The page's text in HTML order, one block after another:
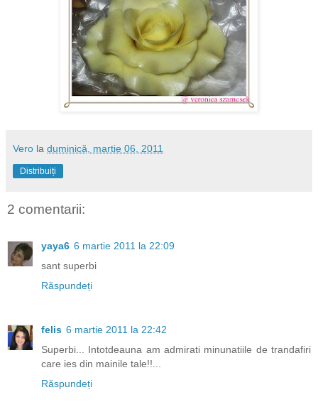
Vero la duminică, martie 06, 2011
Distribuiți
2 comentarii:
yaya6 6 martie 2011 la 22:09
sant superbi
Răspundeți
felis 6 martie 2011 la 22:42
Superbi... Intotdeauna am admirati minunatiile de trandafiri
care ies din mainile tale!!...
Răspundeți